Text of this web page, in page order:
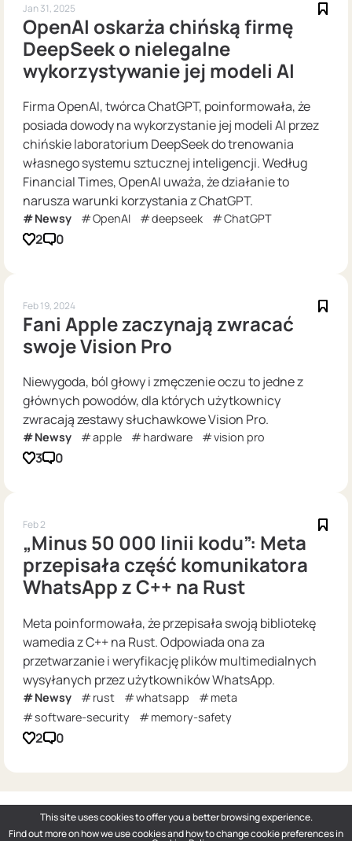
Jan 31, 2025
OpenAI oskarża chińską firmę
DeepSeek o nielegalne
wykorzystywanie jej modeli AI
Firma OpenAI, twórca ChatGPT, poinformowała, że
posiada dowody na wykorzystanie jej modeli AI przez
chińskie laboratorium DeepSeek do trenowania
własnego systemu sztucznej inteligencji. Według
Financial Times, OpenAI uważa, że działanie to
narusza warunki korzystania z ChatGPT.
Newsy OpenAI deepseek ChatGPT
2 0
Feb 19, 2024
Fani Apple zaczynają zwracać
swoje Vision Pro
Niewygoda, ból głowy i zmęczenie oczu to jedne z
głównych powodów, dla których użytkownicy
zwracają zestawy słuchawkowe Vision Pro.
Newsy apple hardware vision pro
3 0
Feb 2
„Minus 50 000 linii kodu”: Meta
przepisała część komunikatora
WhatsApp z C++ na Rust
Meta poinformowała, że przepisała swoją bibliotekę
wamedia z C++ na Rust. Odpowiada ona za
przetwarzanie i weryfikację plików multimedialnych
wysyłanych przez użytkowników WhatsApp.
Newsy rust whatsapp
meta
software-security
memory-safety
2 0
This site uses cookies to offer you a better browsing experience.
Find out more on how we use cookies and how to change cookie preferences in